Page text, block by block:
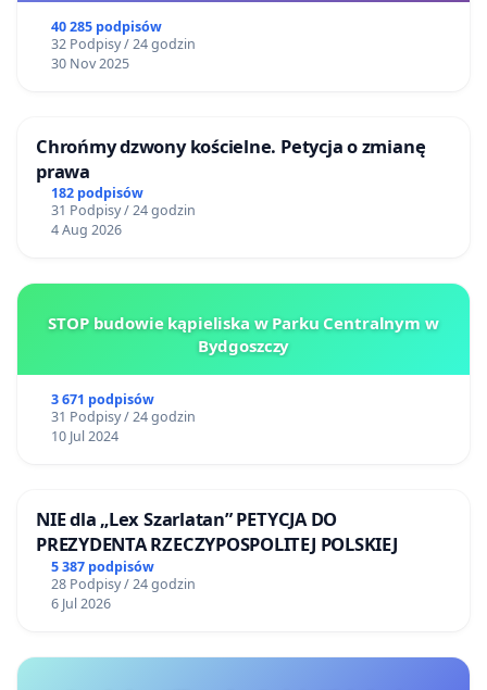
40 285 podpisów
32 Podpisy / 24 godzin
30 Nov 2025
Chrońmy dzwony kościelne. Petycja o zmianę
prawa
182 podpisów
31 Podpisy / 24 godzin
4 Aug 2026
STOP budowie kąpieliska w Parku Centralnym w
Bydgoszczy
3 671 podpisów
31 Podpisy / 24 godzin
10 Jul 2024
NIE dla „Lex Szarlatan” PETYCJA DO
PREZYDENTA RZECZYPOSPOLITEJ POLSKIEJ
5 387 podpisów
28 Podpisy / 24 godzin
6 Jul 2026